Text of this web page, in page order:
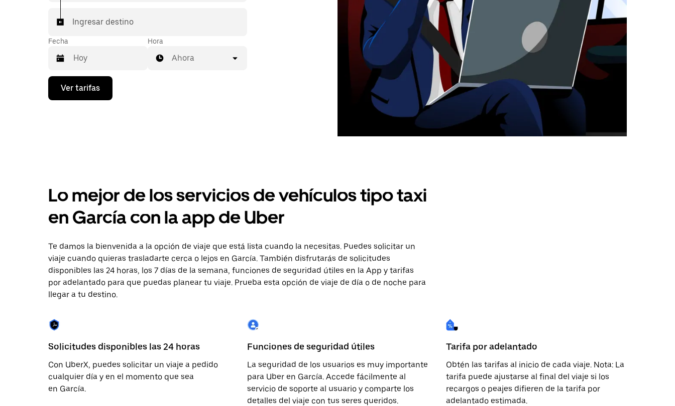
Ingresar destino
Fecha
Presiona
flecha
una
fecha.
Presiona
la
tecla Esc
cerrar
el
calendario.
Hora
Ahora
Ver tarifas
Lo mejor de los servicios de vehículos tipo taxi
en García con la app de Uber
Te damos la bienvenida a la opción de viaje que está lista cuando la necesitas. Puedes solicitar un
viaje cuando quieras trasladarte cerca o lejos en García. También disfrutarás de solicitudes
disponibles las 24 horas, los 7 días de la semana, funciones de seguridad útiles en la App y tarifas
por adelantado para que puedas planear tu viaje. Prueba esta opción de viaje de día o de noche para
llegar a tu destino.
Solicitudes disponibles las 24 horas
Con UberX, puedes solicitar un viaje a pedido
cualquier día y en el momento que sea
en García.
Funciones de seguridad útiles
La seguridad de los usuarios es muy importante
para Uber en García. Accede fácilmente al
servicio de soporte al usuario y comparte los
detalles del viaje con tus seres queridos.
Tarifa por adelantado
Obtén las tarifas al inicio de cada viaje. Nota: La
tarifa puede ajustarse al final del viaje si los
recargos o peajes difieren de la tarifa por
adelantado estimada.